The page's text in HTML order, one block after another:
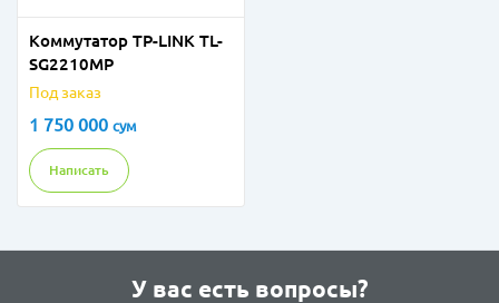
Коммутатор TP-LINK TL-
SG2210MP
Под заказ
1 750 000 сум
Написать
У вас есть вопросы?